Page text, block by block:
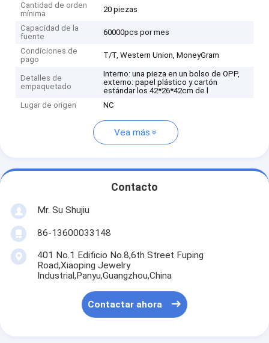
Cantidad de orden
mínima
20 piezas
Capacidad de la
fuente
60000pcs por mes
Condiciones de
pago
T/T, Western Union, MoneyGram
Detalles de
empaquetado
Interno: una pieza en un bolso de OPP,
externo: papel plástico y cartón
estándar los 42*26*42cm de l
Lugar de origen
NC
Vea más
Contacto
Mr. Su Shujiu
86-13600033148
401 No.1 Edificio No.8,6th Street Fuping
Road,Xiaoping Jewelry
Industrial,Panyu,Guangzhou,China
Contactar ahora